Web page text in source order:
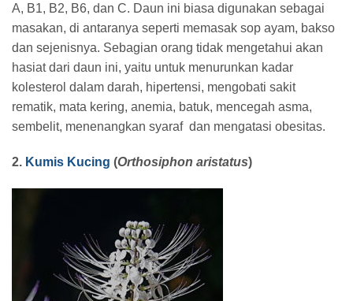
A, B1, B2, B6, dan C. Daun ini biasa digunakan sebagai
masakan, di antaranya seperti memasak sop ayam, bakso
dan sejenisnya. Sebagian orang tidak mengetahui akan
hasiat dari daun ini, yaitu untuk menurunkan kadar
kolesterol dalam darah, hipertensi, mengobati sakit
rematik, mata kering, anemia, batuk, mencegah asma,
sembelit, menenangkan syaraf dan mengatasi obesitas.
2. Kumis Kucing (Orthosiphon aristatus)